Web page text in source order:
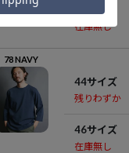
48サイズ
在庫無し
78 NAVY
44サイズ
残りわずか
46サイズ
在庫無し